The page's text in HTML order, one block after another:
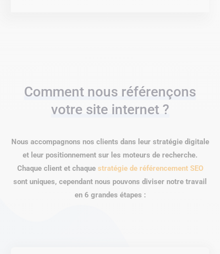
Comment nous référençons
votre site internet ?
Nous accompagnons nos clients dans leur stratégie digitale
et leur positionnement sur les moteurs de recherche.
Chaque client et chaque stratégie de référencement SEO
sont uniques, cependant nous pouvons diviser notre travail
en 6 grandes étapes :